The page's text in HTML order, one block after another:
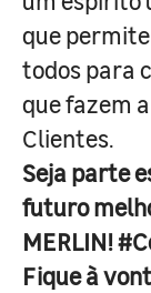
que
todos para
que fazem
Clientes.
Seja parte
futuro
MERLIN!
Fique à